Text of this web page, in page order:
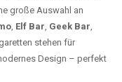
große Auswahl an
, Elf Bar, Geek Bar,
stehen für
Design – perfekt